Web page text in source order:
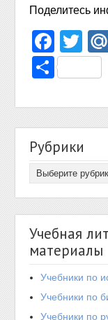
Поделитесь
Рубрики
Учебная
материалы
Учебники по
Учебники по
Учебники по